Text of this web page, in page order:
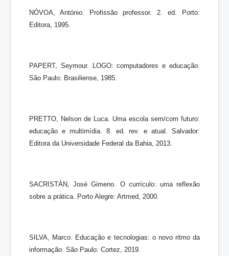
NÓVOA, António. Profissão professor. 2. ed. Porto:
Editora, 1995.
PAPERT, Seymour. LOGO: computadores e educação.
São Paulo: Brasiliense, 1985.
PRETTO, Nelson de Luca. Uma escola sem/com futuro:
educação e multimídia. 8. ed. rev. e atual. Salvador:
Editora da Universidade Federal da Bahia, 2013.
SACRISTÁN, José Gimeno. O currículo: uma reflexão
sobre a prática. Porto Alegre: Artmed, 2000.
SILVA, Marco. Educação e tecnologias: o novo ritmo da
informação. São Paulo: Cortez, 2019.